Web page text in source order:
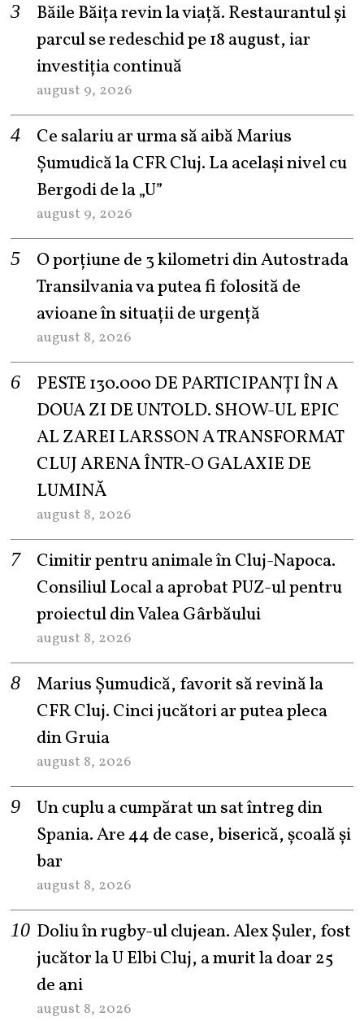
Băile Băița revin la viață. Restaurantul și
parcul se redeschid pe 18 august, iar
investiția continuă
august 9, 2026
Ce salariu ar urma să aibă Marius
Șumudică la CFR Cluj. La același nivel cu
Bergodi de la „U”
august 9, 2026
O porțiune de 3 kilometri din Autostrada
Transilvania va putea fi folosită de
avioane în situații de urgență
august 8, 2026
PESTE 130.000 DE PARTICIPANȚI ÎN A
DOUA ZI DE UNTOLD. SHOW-UL EPIC
AL ZAREI LARSSON A TRANSFORMAT
CLUJ ARENA ÎNTR-O GALAXIE DE
LUMINĂ
august 8, 2026
Cimitir pentru animale în Cluj-Napoca.
Consiliul Local a aprobat PUZ-ul pentru
proiectul din Valea Gârbăului
august 8, 2026
Marius Șumudică, favorit să revină la
CFR Cluj. Cinci jucători ar putea pleca
din Gruia
august 8, 2026
Un cuplu a cumpărat un sat întreg din
Spania. Are 44 de case, biserică, școală și
bar
august 8, 2026
Doliu în rugby-ul clujean. Alex Șuler, fost
jucător la U Elbi Cluj, a murit la doar 25
de ani
august 8, 2026